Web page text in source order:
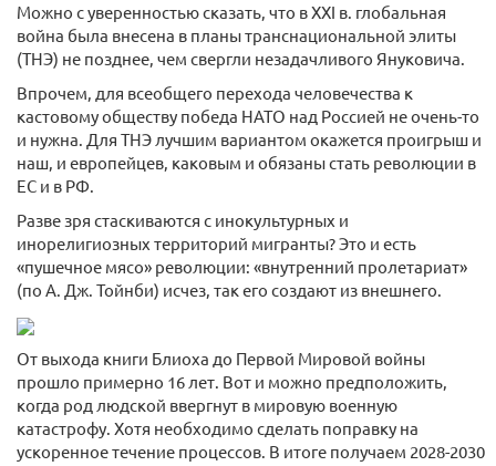
Можно с уверенностью сказать, что в XXI в. глобальная
война была внесена в планы транснациональной элиты
(ТНЭ) не позднее, чем свергли незадачливого Януковича.
Впрочем, для всеобщего перехода человечества к
кастовому обществу победа НАТО над Россией не очень-то
и нужна. Для ТНЭ лучшим вариантом окажется проигрыш и
наш, и европейцев, каковым и обязаны стать революции в
ЕС и в РФ.
Разве зря стаскиваются с инокультурных и
инорелигиозных территорий мигранты? Это и есть
«пушечное мясо» революции: «внутренний пролетариат»
(по А. Дж. Тойнби) исчез, так его создают из внешнего.
От выхода книги Блиоха до Первой Мировой войны
прошло примерно 16 лет. Вот и можно предположить,
когда род людской ввергнут в мировую военную
катастрофу. Хотя необходимо сделать поправку на
ускоренное течение процессов. В итоге получаем 2028-2030